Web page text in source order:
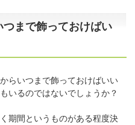
まで飾っておけばい
らいつまで飾っておけばいい
いるのではないでしょうか？
期間というものがある程度決